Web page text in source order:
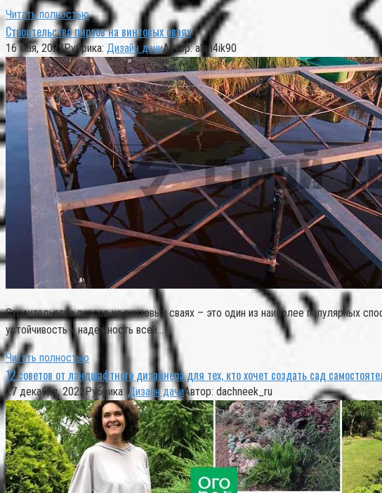
Читать полностью
Строительство пирсов на винтовых сваях
16 мая, 2023Рубрика: Дизайн дачиАвтор: alen4ik90
Строительство пирсов на винтовых сваях – это один из наиболее популярных
устойчивость и надежность всей…
Читать полностью
12 советов от ландшафтного дизайнера для тех, кто хочет создать сад
27 декабря, 2022Рубрика: Дизайн дачиАвтор: dachneek_ru